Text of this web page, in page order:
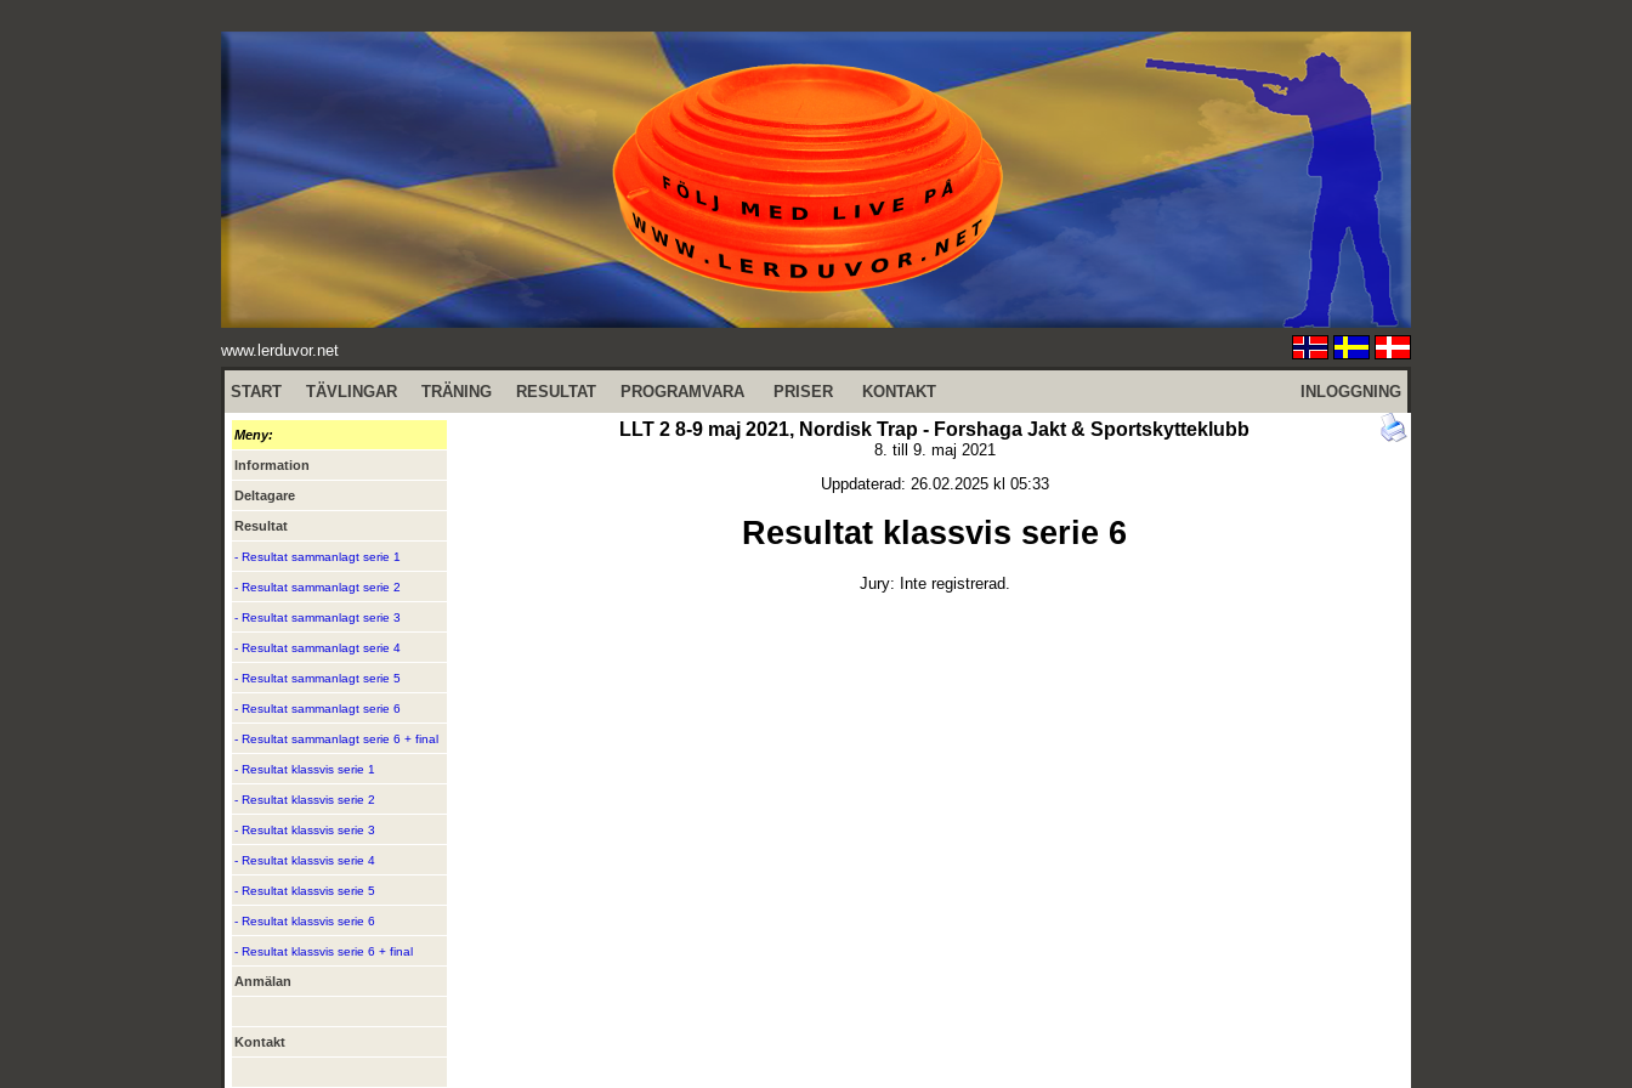
www.lerduvor.net
START TÄVLINGAR TRÄNING RESULTAT PROGRAMVARA PRISER KONTAKT INLOGGNING
Meny:
Information
Deltagare
Resultat
- Resultat sammanlagt serie 1
- Resultat sammanlagt serie 2
- Resultat sammanlagt serie 3
- Resultat sammanlagt serie 4
- Resultat sammanlagt serie 5
- Resultat sammanlagt serie 6
- Resultat sammanlagt serie 6 + final
- Resultat klassvis serie 1
- Resultat klassvis serie 2
- Resultat klassvis serie 3
- Resultat klassvis serie 4
- Resultat klassvis serie 5
- Resultat klassvis serie 6
- Resultat klassvis serie 6 + final
Anmälan
Kontakt
LLT 2 8-9 maj 2021, Nordisk Trap - Forshaga Jakt & Sportskytteklubb
8. till 9. maj 2021
Uppdaterad: 26.02.2025 kl 05:33
Resultat klassvis serie 6
Jury: Inte registrerad.